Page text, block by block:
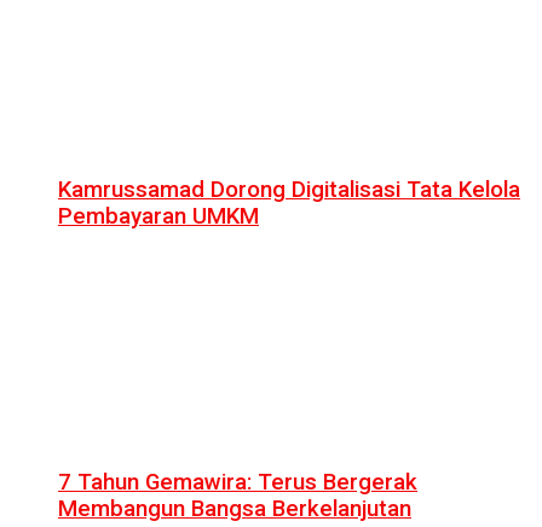
Kamrussamad Dorong Digitalisasi Tata Kelola
Pembayaran UMKM
7 Tahun Gemawira: Terus Bergerak
Membangun Bangsa Berkelanjutan